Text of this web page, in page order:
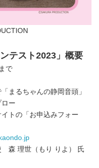
テスト2023」概要
で
まるちゃんの静岡音頭」
ー
「お申込みフォー
理世（もり りよ） 氏